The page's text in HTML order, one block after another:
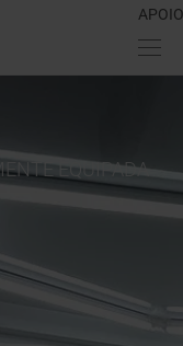
APOIO
EQUIPADA